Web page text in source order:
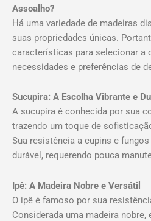
Assoalho?
Há uma variedade de madeiras
suas propriedades únicas.
características para selecionar a
necessidades e preferências de
Sucupira: A Escolha Vibrante e
A sucupira é conhecida por sua
trazendo um toque de
Sua resistência a cupins e
durável, requerendo pouca
Ipê: A Madeira Nobre e Versátil
O ipê é famoso por sua
Considerada uma madeira nobre,